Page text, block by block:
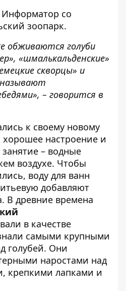
Информатор со
зоопарк.
обживаются голуби
«шмалькальденские»
скворцы» и
– говорится в
к своему новому
хорошее настроение и
– водные
воздухе. Чтобы
воду для ванн
добавляют
В древние времена
в качестве
самыми крупными
голубей. Они
наростами над
крепкими лапками и